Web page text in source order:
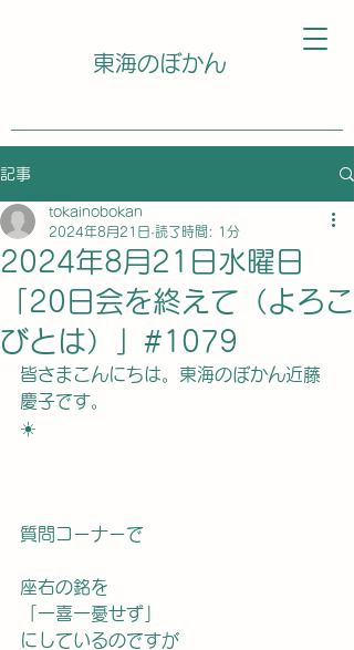
東海のぼかん
記事
2024年8月21日水曜日
「20日会を終えて（よろこ
びとは）」#1079
tokainobokan
2024年8月21日 読了時間: 1分
皆さまこんにちは。東海のぼかん近藤
慶子です。
☀️
質問コーナーで
座右の銘を
「一喜一憂せず」
にしているのですが